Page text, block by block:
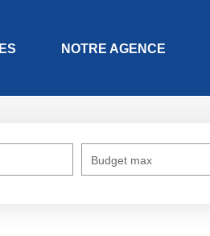
NOTRE AGENCE
Budget max